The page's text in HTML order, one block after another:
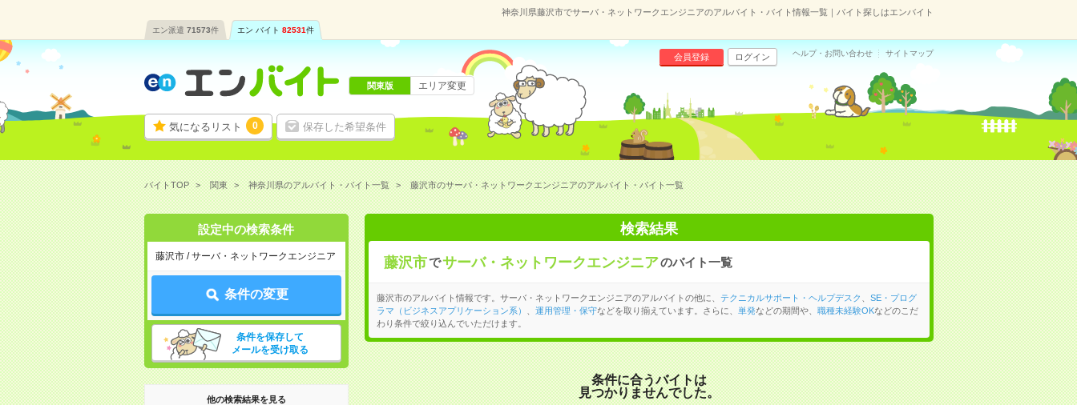
神奈川県藤沢市でサーバ・ネットワークエンジニアのアルバイト・バイト情報一覧｜バイト探しはエンバイト
エン派遣 71573件 エン バイト 82531件
気になるリスト 0 保存した希望条件
会員登録 ログイン ヘルプ・お問い合わせ サイトマップ
関東版 エリア変更
バイトTOP 関東 神奈川県のアルバイト・バイト一覧 藤沢市のサーバ・ネットワークエンジニアのアルバイト・バイト一覧
設定中の検索条件
藤沢市 / サーバ・ネットワークエンジニア
条件の変更
条件を保存して
メールを受け取る
他の検索結果を見る
検索結果
藤沢市でサーバ・ネットワークエンジニアのバイト一覧
藤沢市のアルバイト情報です。サーバ・ネットワークエンジニアのアルバイトの他に、 テクニカルサポート・ヘルプデスク
SE・プログ
ラマ（ビジネスアプリケーション系）
運用管理・保守などを取り揃えています。さらに、 単発などの期間や、 職種未経験OKなどのこだ
わり条件で絞り込んでいただけます。
条件に合うバイトは
見つかりませんでした。